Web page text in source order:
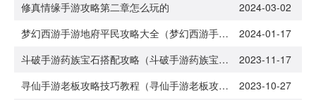
修真情缘手游攻略第二章怎么玩的
2024-03-02
梦幻西游手游地府平民攻略大全（梦幻西游手游地府怎么样）
2024-01-17
斗破手游药族宝石搭配攻略（斗破手游药族宝石搭配攻略大全）
2023-11-17
寻仙手游老板攻略技巧教程（寻仙手游老板攻略技巧教程大全）
2023-10-27